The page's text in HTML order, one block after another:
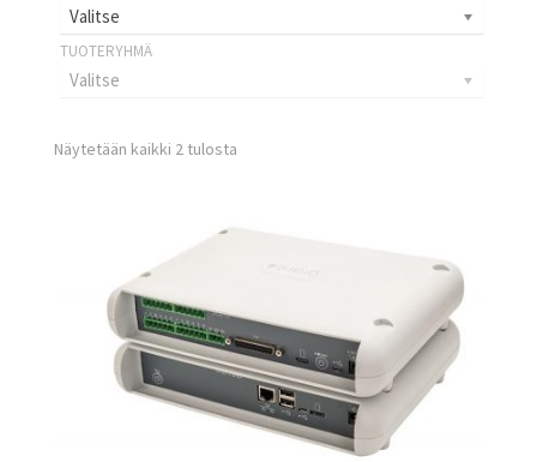
Valitse
Valitse
Näytetään kaikki 2 tulosta